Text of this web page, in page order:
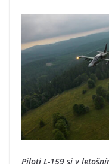
Piloti L-159 si v